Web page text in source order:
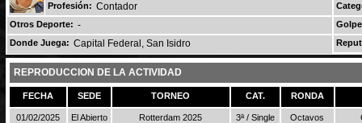
Profesión: Contador
Otros Deporte: -
Donde Juega: Capital Federal, San Isidro
REPRODUCCION DE LA ACTIVIDAD
FECHA SEDE TORNEO CAT. RONDA
01/02/2025 El Abierto Rotterdam 2025 3ª / Single Octavos